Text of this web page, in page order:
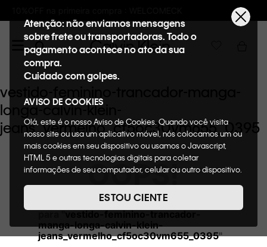
Frete GRÁTIS nas
Atenção: não enviamos mensagens
sobre frete ou transportadoras. Todo o
pagamento acontece no ato da sua
compra.
Cuidado com golpes.
AVISO DE COOKIES
Olá, este é o nosso Aviso de Cookies. Quando você visita
nosso site ou usa um aplicativo móvel, nós colocamos um ou
mais cookies em seu dispositivo ou usamos o Javascript,
HTML 5 e outras tecnologias digitais para coletar
informações de seu computador, celular ou outro dispositivo.
de cookies, informaremos quais cookies usaremos e quais
suas funções. A forma como processamos os dados
nosso Aviso de Privacidade. Quando você visita nosso site,
consideraremos isso como sua solicitação específica para
ESTOU CIENTE
vestido-feminino-trancador-manga-
longa-calvin-klein-
jeans_vermelho_cf5oc30vm655_0395
OOPS!
Não encontramos nenhum resultado
manga-longa-calvin-klein-
jeans_vermelho_cf5oc30vm655_0395"